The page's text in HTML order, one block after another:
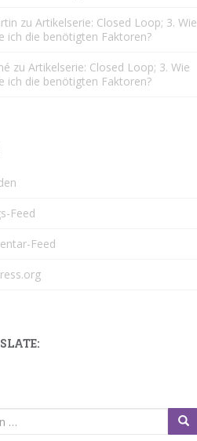
zu Artikelserie: Closed Loop; 3. Wie
ich die benötigten Faktoren?
zu Artikelserie: Closed Loop; 3. Wie
ich die benötigten Faktoren?
Feed
Feed